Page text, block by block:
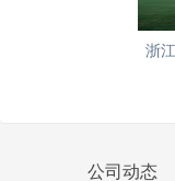
浙
公司动态